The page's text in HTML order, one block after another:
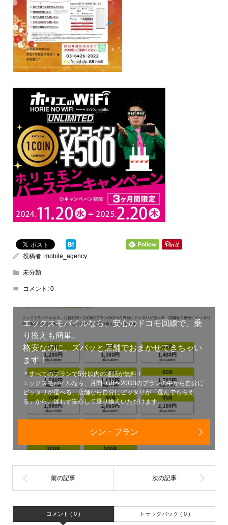
投稿者: mobile_agency
未分類
コメント: 0
エックスモバイルなら、安心のドコモ回線で、乗
り換えも簡単。
格安なのに、ズバッと店舗でおまかせできちゃい
ます！
＊すべてのプランで5分以内の通話が無料！
エックスモバイルなら、月間1GB〜20GBのプランの中から自分に
ピッタリが選べる、店舗なら自分にピッタリが「選んでもらえ
る」から、迷わず安心して乗り換えいただけます。
シン・プラン
コメント ( 0 ) トラックバック ( 0 )